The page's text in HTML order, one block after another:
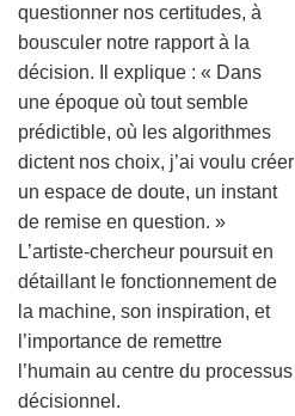
questionner nos certitudes, à
bousculer notre rapport à la
décision. Il explique : « Dans
une époque où tout semble
prédictible, où les algorithmes
dictent nos choix, j’ai voulu créer
un espace de doute, un instant
de remise en question. »
L’artiste-chercheur poursuit en
détaillant le fonctionnement de
la machine, son inspiration, et
l’importance de remettre
l’humain au centre du processus
décisionnel.